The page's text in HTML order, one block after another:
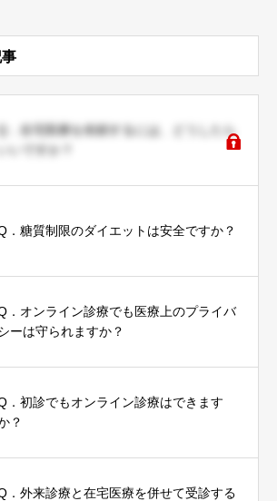
Q．在宅医療を依頼するには、どうしたら
．糖質制限のダイエットは安全ですか？
．オンライン診療でも医療上のプライバ
ーは守られますか？
．初診でもオンライン診療はできます
？
．外来診療と在宅医療を併せて受診する